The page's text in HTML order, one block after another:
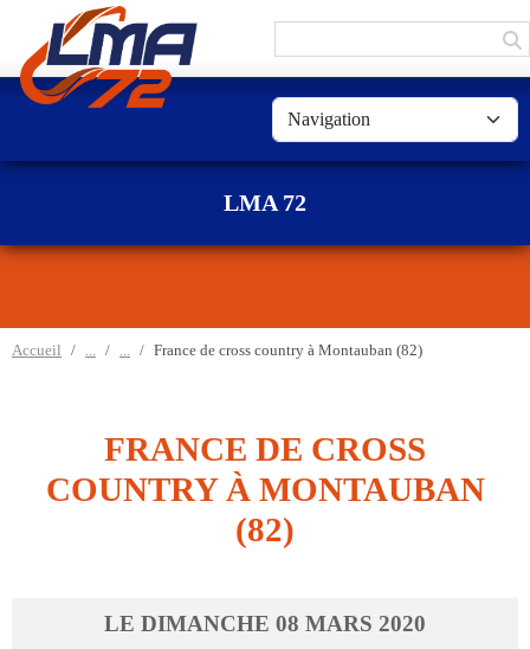
LMA 72
Accueil France de cross country à Montauban (82)
FRANCE DE CROSS
COUNTRY À MONTAUBAN
(82)
LE DIMANCHE 08 MARS 2020
Panneau de gestion des cookies